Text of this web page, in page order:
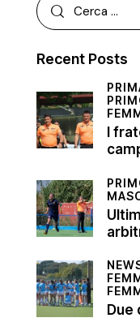
Recent Posts
I
Due